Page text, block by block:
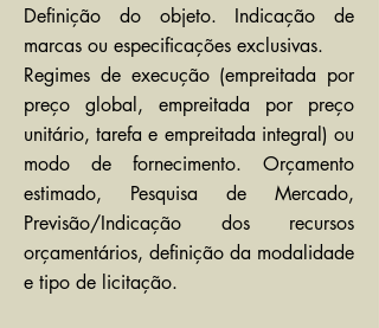
Definição do objeto. Indicação de
marcas ou especificações exclusivas.
Regimes de execução (empreitada por
preço global, empreitada por preço
unitário, tarefa e empreitada integral) ou
modo de fornecimento. Orçamento
estimado, Pesquisa de Mercado,
Previsão/Indicação dos recursos
orçamentários, definição da modalidade
e tipo de licitação.